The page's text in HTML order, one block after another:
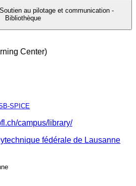
Soutien au pilotage et communication -
Bibliothèque
Center)
SPICE
campus/library/